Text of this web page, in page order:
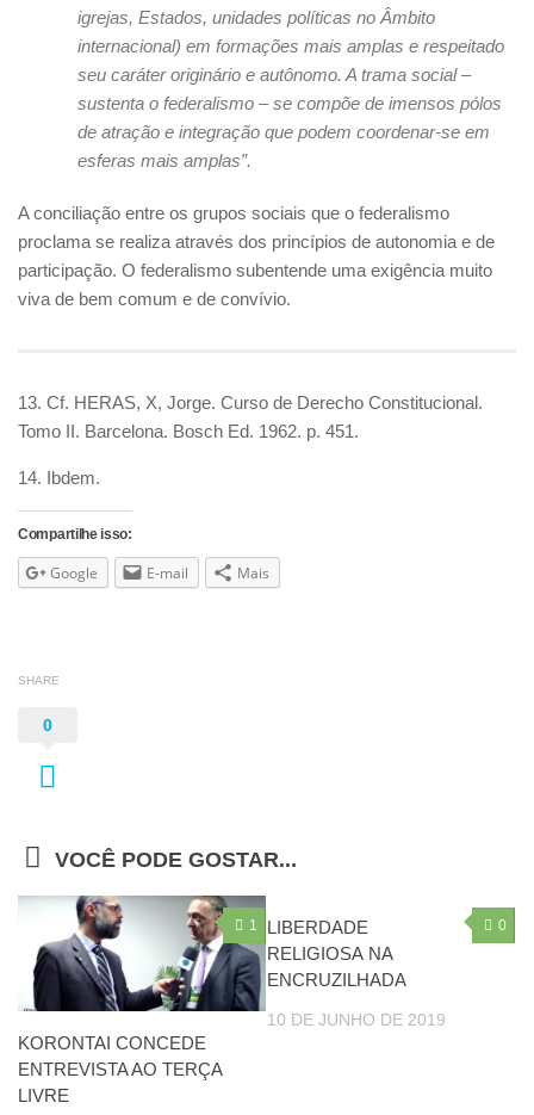
igrejas, Estados, unidades políticas no Âmbito
internacional) em formações mais amplas e respeitado
seu caráter originário e autônomo. A trama social –
sustenta o federalismo – se compõe de imensos pólos
de atração e integração que podem coordenar-se em
esferas mais amplas”.
A conciliação entre os grupos sociais que o federalismo
proclama se realiza através dos princípios de autonomia e de
participação. O federalismo subentende uma exigência muito
viva de bem comum e de convívio.
13. Cf. HERAS, X, Jorge. Curso de Derecho Constitucional.
Tomo II. Barcelona. Bosch Ed. 1962. p. 451.
14. Ibdem.
Compartilhe isso:
Google E-mail Mais
SHARE
0
VOCÊ PODE GOSTAR...
1
KORONTAI CONCEDE
ENTREVISTA AO TERÇA
LIVRE
0
LIBERDADE
RELIGIOSA NA
ENCRUZILHADA
10 DE JUNHO DE 2019